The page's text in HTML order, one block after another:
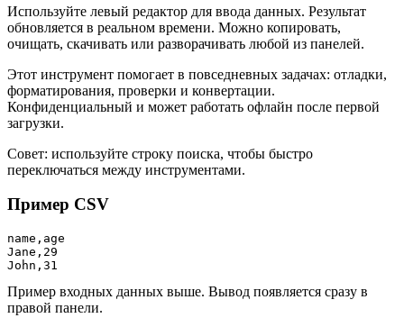
Используйте левый редактор для ввода данных. Результат
обновляется в реальном времени. Можно копировать,
очищать, скачивать или разворачивать любой из панелей.
Этот инструмент помогает в повседневных задачах: отладки,
форматирования, проверки и конвертации.
Конфиденциальный и может работать офлайн после первой
загрузки.
Совет: используйте строку поиска, чтобы быстро
переключаться между инструментами.
Пример CSV
name,age
Jane,29
John,31
Пример входных данных выше. Вывод появляется сразу в
правой панели.